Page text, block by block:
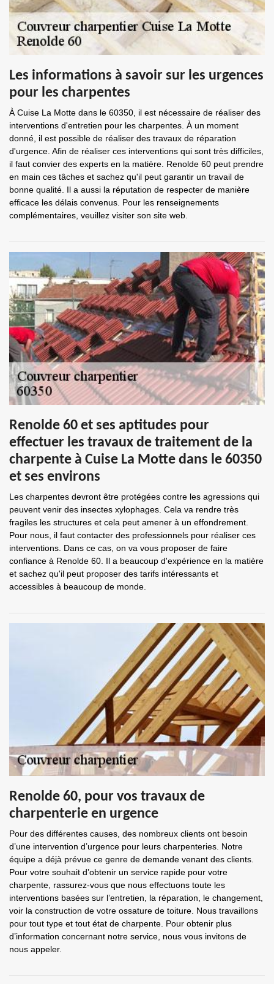
Les informations à savoir sur les urgences
pour les charpentes
À Cuise La Motte dans le 60350, il est nécessaire de réaliser des
interventions d'entretien pour les charpentes. À un moment
donné, il est possible de réaliser des travaux de réparation
d'urgence. Afin de réaliser ces interventions qui sont très difficiles,
il faut convier des experts en la matière. Renolde 60 peut prendre
en main ces tâches et sachez qu'il peut garantir un travail de
bonne qualité. Il a aussi la réputation de respecter de manière
efficace les délais convenus. Pour les renseignements
complémentaires, veuillez visiter son site web.
Renolde 60 et ses aptitudes pour
effectuer les travaux de traitement de la
charpente à Cuise La Motte dans le 60350
et ses environs
Les charpentes devront être protégées contre les agressions qui
peuvent venir des insectes xylophages. Cela va rendre très
fragiles les structures et cela peut amener à un effondrement.
Pour nous, il faut contacter des professionnels pour réaliser ces
interventions. Dans ce cas, on va vous proposer de faire
confiance à Renolde 60. Il a beaucoup d'expérience en la matière
et sachez qu'il peut proposer des tarifs intéressants et
accessibles à beaucoup de monde.
Renolde 60, pour vos travaux de
charpenterie en urgence
Pour des différentes causes, des nombreux clients ont besoin
d’une intervention d’urgence pour leurs charpenteries. Notre
équipe a déjà prévue ce genre de demande venant des clients.
Pour votre souhait d’obtenir un service rapide pour votre
charpente, rassurez-vous que nous effectuons toute les
interventions basées sur l’entretien, la réparation, le changement,
voir la construction de votre ossature de toiture. Nous travaillons
pour tout type et tout état de charpente. Pour obtenir plus
d’information concernant notre service, nous vous invitons de
nous appeler.